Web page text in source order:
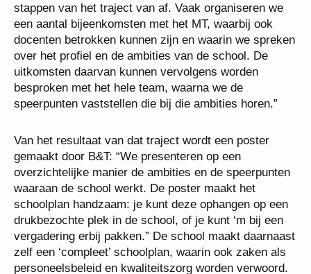
stappen van het traject van af. Vaak organiseren we
een aantal bijeenkomsten met het MT, waarbij ook
docenten betrokken kunnen zijn en waarin we spreken
over het profiel en de ambities van de school. De
uitkomsten daarvan kunnen vervolgens worden
besproken met het hele team, waarna we de
speerpunten vaststellen die bij die ambities horen.”
Van het resultaat van dat traject wordt een poster
gemaakt door B&T: “We presenteren op een
overzichtelijke manier de ambities en de speerpunten
waaraan de school werkt. De poster maakt het
schoolplan handzaam: je kunt deze ophangen op een
drukbezochte plek in de school, of je kunt ‘m bij een
vergadering erbij pakken.” De school maakt daarnaast
zelf een ‘compleet’ schoolplan, waarin ook zaken als
personeelsbeleid en kwaliteitszorg worden verwoord.